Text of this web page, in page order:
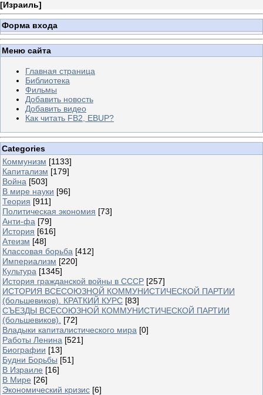
[Израиль]
Форма входа
Меню сайта
Главная страница
Библиотека
Фильмы
Добавить новость
Добавить видео
Как читать FB2, EBUP?
Categories
Коммунизм [1133]
Капитализм [179]
Война [503]
В мире науки [96]
Теория [911]
Политическая экономия [73]
Анти-фа [79]
История [616]
Атеизм [48]
Классовая борьба [412]
Империализм [220]
Культура [1345]
История гражданской войны в СССР [257]
ИСТОРИЯ ВСЕСОЮЗНОЙ КОММУНИСТИЧЕСКОЙ ПАРТИИ
(большевиков). КРАТКИЙ КУРС [83]
СЪЕЗДЫ ВСЕСОЮЗНОЙ КОММУНИСТИЧЕСКОЙ ПАРТИИ
(большевиков).
[72]
Владыки капиталистического мира [0]
Работы Ленина [521]
Биографии [13]
Будни Борьбы [51]
В Израиле [16]
В Мире [26]
Экономический кризис [6]